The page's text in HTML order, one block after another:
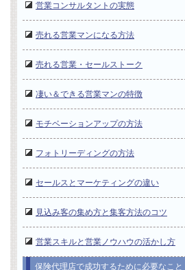
営業コンサルタントの実態
売れる営業マンになる方法
売れる営業・セールストーク
凄い＆できる営業マンの特徴
モチベーションアップの方法
フォトリーディングの方法
セールスとマーケティングの違い
見込み客の集め方と集客方法のコツ
営業スキルと営業ノウハウの活かし方
保険代理店で成功するために必要なこと